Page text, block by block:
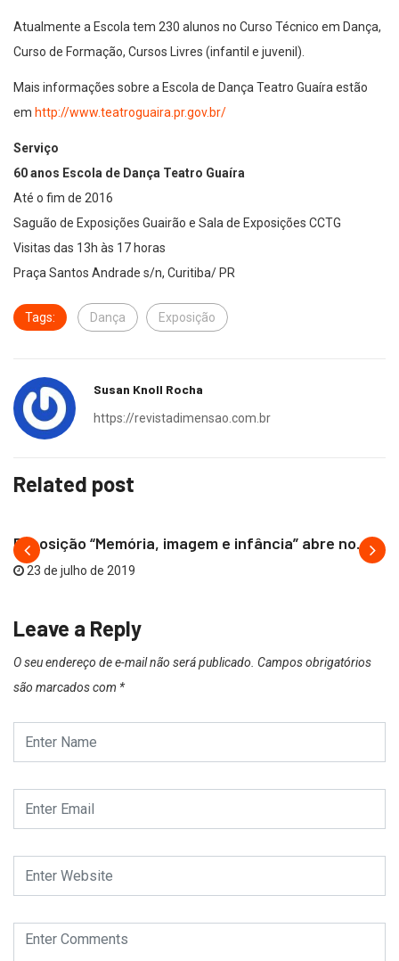
Atualmente a Escola tem 230 alunos no Curso Técnico em Dança,
Curso de Formação, Cursos Livres (infantil e juvenil).
Mais informações sobre a Escola de Dança Teatro Guaíra estão
em http://www.teatroguaira.pr.gov.br/
Serviço
60 anos Escola de Dança Teatro Guaíra
Até o fim de 2016
Saguão de Exposições Guairão e Sala de Exposições CCTG
Visitas das 13h às 17 horas
Praça Santos Andrade s/n, Curitiba/ PR
Tags: Dança Exposição
Susan Knoll Rocha
https://revistadimensao.com.br
Related post
CESAR FRANCO
Exposição “Memória, imagem e infância” abre no...
23 de julho de 2019
Leave a Reply
O seu endereço de e-mail não será publicado. Campos obrigatórios
são marcados com *